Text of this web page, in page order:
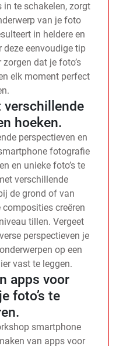
te schakelen, zorgt
van je foto
in heldere en
deze eenvoudige tip
dat je foto’s
elk moment perfect
verschillende
hoeken.
perspectieven en
fotografie
en unieke foto’s te
verschillende
de grond of van
creëren
tillen. Vergeet
perspectieven je
op een
vast te leggen.
apps voor
foto’s te
smartphone
van apps voor